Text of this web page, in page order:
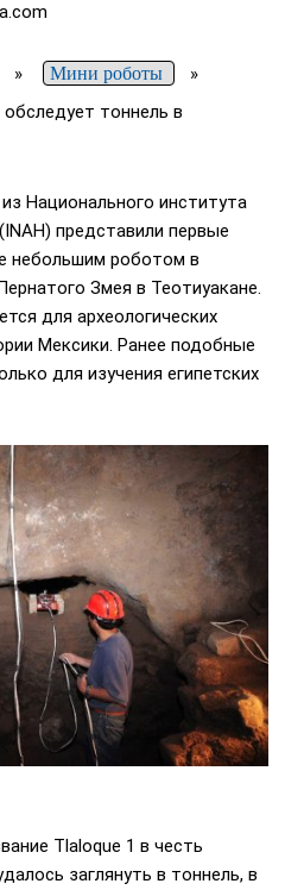
» Мини роботы »
тоннель в
Национального института
представили первые
небольшим роботом в
Змея в Теотиуакане.
для археологических
Мексики. Ранее подобные
для изучения египетских
Tlaloque 1 в честь
заглянуть в тоннель, в